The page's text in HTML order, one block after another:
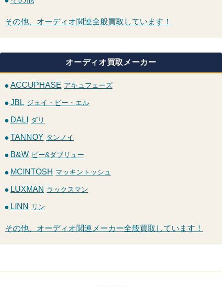
その他、オーディオ関連全般買取しています！
オーディオ買取メーカー
ACCUPHASE アキュフェーズ
JBL ジェイ・ビー・エル
DALI ダリ
TANNOY タンノイ
B&W ビー&ダブリュー
MCINTOSH マッキントッシュ
LUXMAN ラックスマン
LINN リン
その他、オーディオ関連メーカー全般買取しています！